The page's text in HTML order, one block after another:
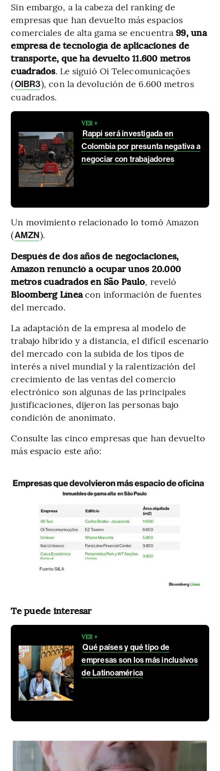
Sin embargo, a la cabeza del ranking de
empresas que han devuelto más espacios
comerciales de alta gama se encuentra99, una
empresa de tecnología de aplicaciones de
transporte, que ha devuelto 11.600 metros
cuadrados. Le siguió Oi Telecomunicações
(OIBR3), con la devolución de 6.600 metros
cuadrados.
VER +
Rappi será investigada en
Colombia por presunta negativa a
negociar con trabajadores
Un movimiento relacionado lo tomó Amazon
(AMZN).
Después de dos años de negociaciones,
Amazon renunció a ocupar unos 20.000
metros cuadrados en São Paulo, reveló
Bloomberg Líneacon información de fuentes
del mercado.
La adaptación de la empresa al modelo de
trabajo híbrido y a distancia, el difícil escenario
del mercado con la subida de los tipos de
interés a nivel mundial y la ralentización del
crecimiento de las ventas del comercio
electrónico son algunas de las principales
justificaciones, dijeron las personas bajo
condición de anonimato.
Consulte las cinco empresas que han devuelto
más espacio este año:
Te puede interesar
VER +
Qué países y qué tipo de
empresas son los más inclusivos
de Latinoamérica